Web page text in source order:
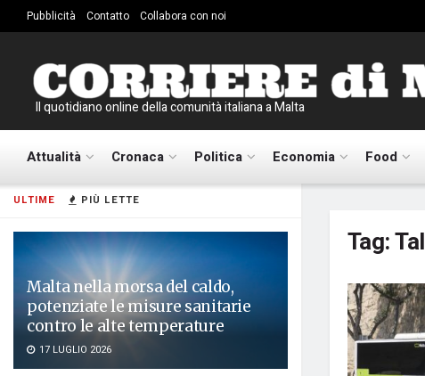
ULTIME PIÙ LETTE
Malta nella morsa del caldo,
potenziate le misure sanitarie
contro le alte temperature
17 LUGLIO 2026
Pubblicità Contatto Collabora con noi
Il quotidiano online della comunità italiana a Malta
Attualità Cronaca Politica Economia Food
Tag: